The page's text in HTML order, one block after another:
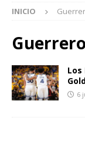
INICIO
6